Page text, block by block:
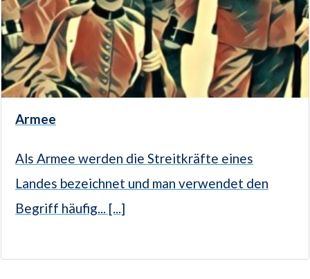
Armee
Als Armee werden die Streitkräfte eines
Landes bezeichnet und man verwendet den
Begriff häufig... [...]